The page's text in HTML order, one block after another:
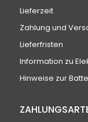
Lieferzeit
Zahlung und
Lieferfristen
Information zu
Hinweise zur